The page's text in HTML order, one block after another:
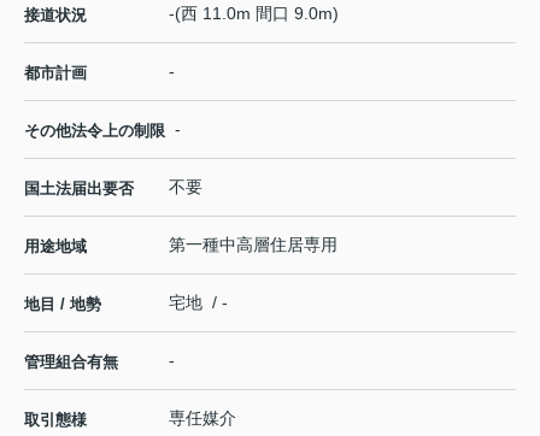
接道状況 -(西 11.0m 間口 9.0m)
都市計画 -
その他法令上の制限 -
国土法届出要否 不要
用途地域 第一種中高層住居専用
地目 / 地勢 宅地 / -
管理組合有無 -
取引態様 専任媒介